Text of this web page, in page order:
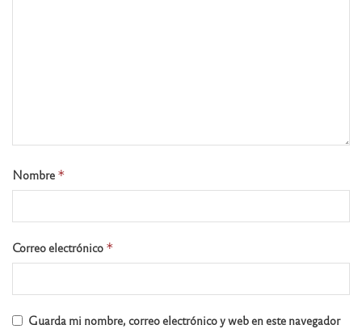
Nombre *
Correo electrónico *
Guarda mi nombre, correo electrónico y web en este navegador